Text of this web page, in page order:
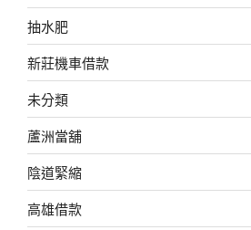
抽水肥
新莊機車借款
未分類
蘆洲當舖
陰道緊縮
高雄借款